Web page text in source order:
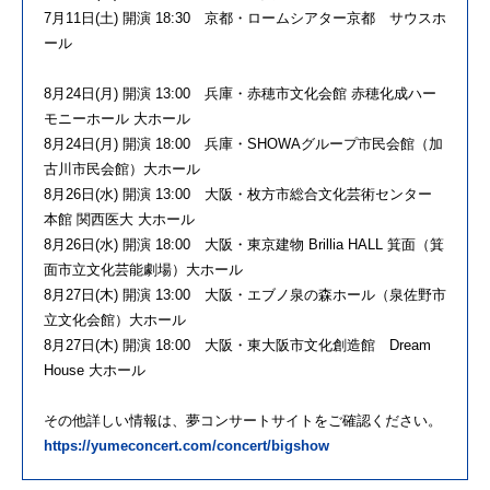
7月11日(土) 開演 18:30 京都・ロームシアター京都 サウスホ
ール
8月24日(月) 開演 13:00 兵庫・赤穂市文化会館 赤穂化成ハー
モニーホール 大ホール
8月24日(月) 開演 18:00 兵庫・SHOWAグループ市民会館（加
古川市民会館）大ホール
8月26日(水) 開演 13:00 大阪・枚方市総合文化芸術センター
本館 関西医大 大ホール
8月26日(水) 開演 18:00 大阪・東京建物 Brillia HALL 箕面（箕
面市立文化芸能劇場）大ホール
8月27日(木) 開演 13:00 大阪・エブノ泉の森ホール（泉佐野市
立文化会館）大ホール
8月27日(木) 開演 18:00 大阪・東大阪市文化創造館 Dream
House 大ホール
その他詳しい情報は、夢コンサートサイトをご確認ください。
https://yumeconcert.com/concert/bigshow